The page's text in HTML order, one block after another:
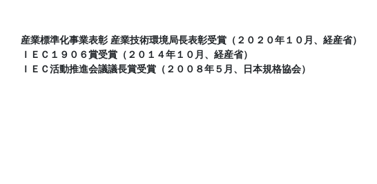
産業標準化事業表彰 産業技術環境局長表彰受賞（２０２０年１０月、経産省）
ＩＥＣ１９０６賞受賞（２０１４年１０月、経産省）
ＩＥＣ活動推進会議議長賞受賞（２００８年５月、日本規格協会）